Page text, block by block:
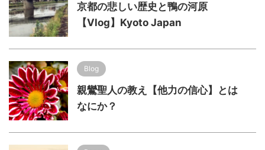
京都の悲しい歴史と鴨の河原
【Vlog】Kyoto Japan
Blog
親鸞聖人の教え【他力の信心】とは
なにか？